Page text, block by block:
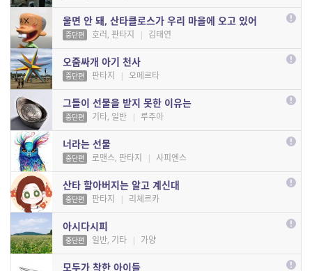
울면 안 돼, 산타클로스가 우리 마을에 오고 있어
중단편 호러, 판타지 | 김태연
오줌싸개 아기 천사
중단편 판타지 | 오메르타
그들이 선물을 받지 못한 이유는
중단편 기타, 일반 | 루주아
너라는 선물
중단편 로맨스, 판타지 | 사피엔스
산타 할아버지는 알고 계신대
중단편 판타지 | 리체르카
아시다시피
중단편 일반, 기타 | 가양
모두가 착한 아이들